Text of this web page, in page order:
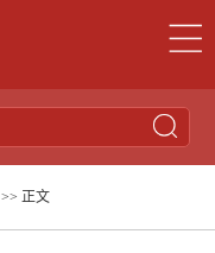
>> 正文